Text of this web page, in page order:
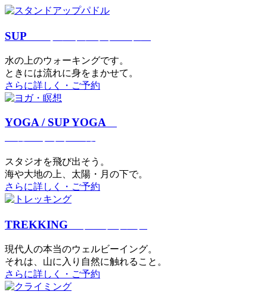
SUP
⽔の上のウォーキングです。
ときには流れに身をまかせて。
さらに詳しく・ご予約
YOGA / SUP YOGA
スタジオを⾶び出そう。
海や大地の上、太陽・⽉の下で。
さらに詳しく・ご予約
TREKKING
現代⼈の本当のウェルビーイング。
それは、⼭に⼊り⾃然に触れること。
さらに詳しく・ご予約